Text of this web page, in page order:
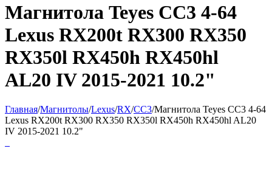
Магнитола Teyes CC3 4-64
Lexus RX200t RX300 RX350
RX350l RX450h RX450hl
AL20 IV 2015-2021 10.2"
Главная/Магнитолы/Lexus/RX/CC3/Магнитола Teyes CC3 4-64
Lexus RX200t RX300 RX350 RX350l RX450h RX450hl AL20
IV 2015-2021 10.2"